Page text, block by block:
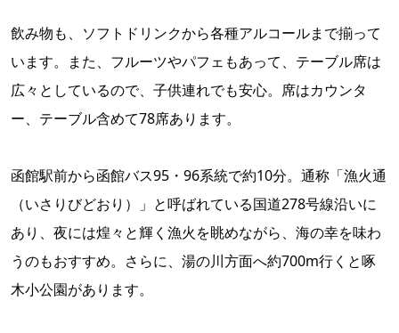
飲み物も、ソフトドリンクから各種アルコールまで揃って
います。また、フルーツやパフェもあって、テーブル席は
広々としているので、子供連れでも安心。席はカウンタ
ー、テーブル含めて78席あります。
函館駅前から函館バス95・96系統で約10分。通称「漁火通
（いさりびどおり）」と呼ばれている国道278号線沿いに
あり、夜には煌々と輝く漁火を眺めながら、海の幸を味わ
うのもおすすめ。さらに、湯の川方面へ約700m行くと啄
木小公園があります。